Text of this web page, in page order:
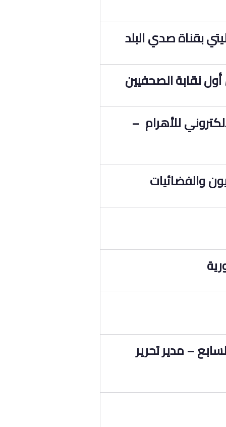
بقناة صدي البلد
نقابة الصحفيين
للأهرام –
والفضائيات
– مدير تحرير